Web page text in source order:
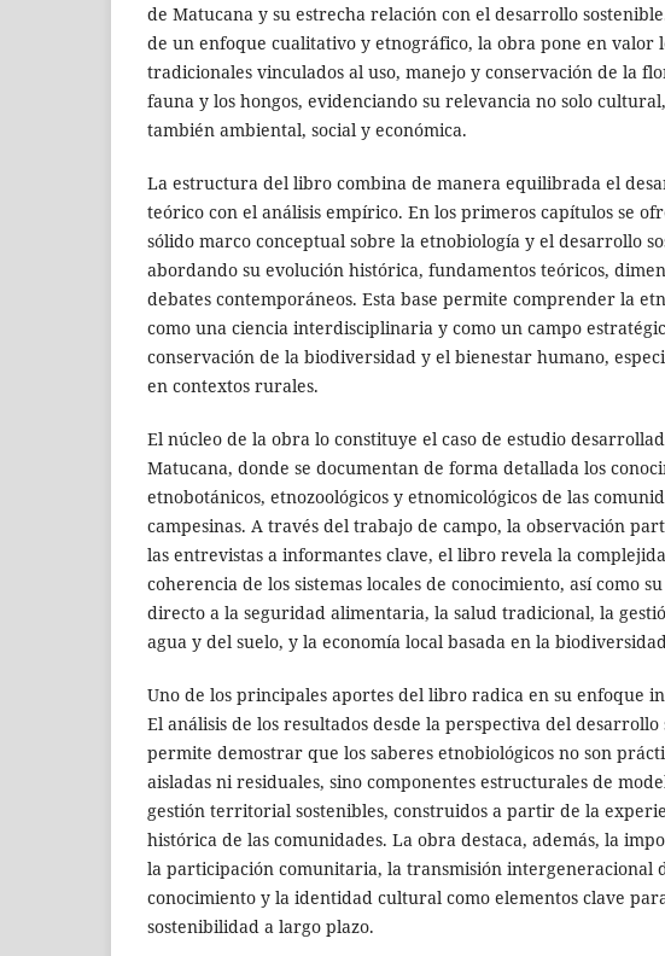
de Matucana y su estrecha relación con el desarrollo
de un enfoque cualitativo y etnográfico, la obra pone en valor
tradicionales vinculados al uso, manejo y conservación de la
fauna y los hongos, evidenciando su relevancia no solo
también ambiental, social y económica.
La estructura del libro combina de manera equilibrada el
teórico con el análisis empírico. En los primeros capítulos se
sólido marco conceptual sobre la etnobiología y el desarrollo
abordando su evolución histórica, fundamentos teóricos,
debates contemporáneos. Esta base permite comprender la
como una ciencia interdisciplinaria y como un campo
conservación de la biodiversidad y el bienestar humano,
en contextos rurales.
El núcleo de la obra lo constituye el caso de estudio
Matucana, donde se documentan de forma detallada los
etnobotánicos, etnozoológicos y etnomicológicos de las
campesinas. A través del trabajo de campo, la observación
las entrevistas a informantes clave, el libro revela la
coherencia de los sistemas locales de conocimiento, así como
directo a la seguridad alimentaria, la salud tradicional, la
agua y del suelo, y la economía local basada en la
Uno de los principales aportes del libro radica en su enfoque
El análisis de los resultados desde la perspectiva del desarrollo
permite demostrar que los saberes etnobiológicos no son
aisladas ni residuales, sino componentes estructurales de
gestión territorial sostenibles, construidos a partir de la
histórica de las comunidades. La obra destaca, además, la
la participación comunitaria, la transmisión intergeneracional
conocimiento y la identidad cultural como elementos clave
sostenibilidad a largo plazo.